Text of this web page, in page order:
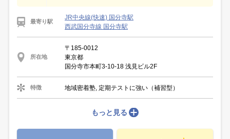
最寄り駅
JR中央線(快速) 国分寺駅
西武国分寺線 国分寺駅
所在地
〒185-0012
東京都
国分寺市本町3-10-18 浅見ビル2F
特徴 地域密着塾, 定期テストに強い（補習型）
もっと見る